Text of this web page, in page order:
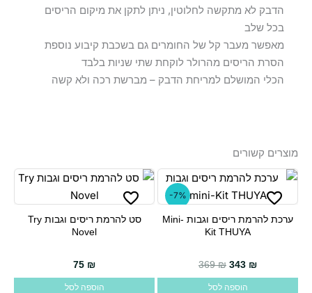
הדבק לא מתקשה לחלוטין, ניתן לתקן את מיקום הריסים
בכל שלב
מאפשר מעבר קל של החומרים גם בשכבת קיבוע נוספת
הסרת הריסים מהרולר לוקחת שתי שניות בלבד
הכלי המושלם למריחת הדבק – מברשת רכה ולא קשה
מוצרים קשורים
-7%
ערכת להרמת ריסים וגבות Mini-
Kit THUYA
369₪ 343 ₪
הוספה לסל
סט להרמת ריסים וגבות Try
Novel
75 ₪
הוספה לסל